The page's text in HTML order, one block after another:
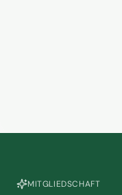
MITGLIEDSCHAFT